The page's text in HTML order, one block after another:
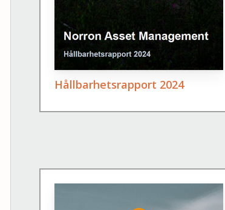
Hållbarhetsrapport 2024